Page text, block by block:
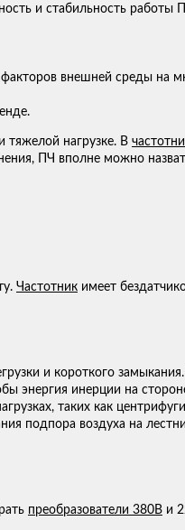
и стабильность работы
внешней среды на
тяжелой нагрузке. В
ПЧ вполне можно
Частотник имеет
и короткого
энергия инерции на
таких как
подпора воздуха на
преобразователи 380В и